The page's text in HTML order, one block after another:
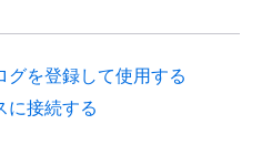
グを登録して使用する
に接続する